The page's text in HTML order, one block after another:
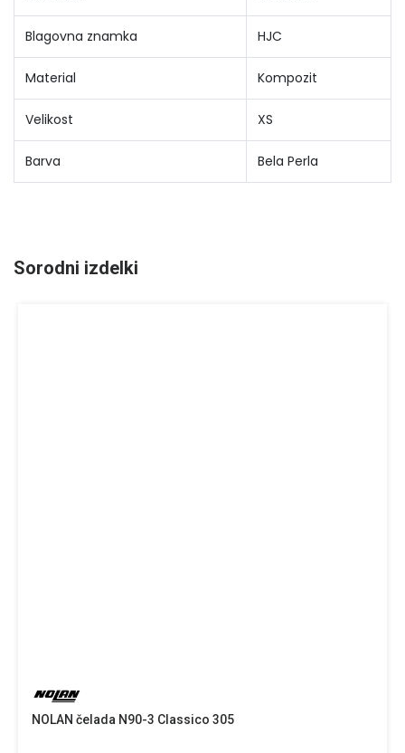
Blagovna znamka HJC
Material Kompozit
Velikost XS
Barva Bela Perla
Sorodni izdelki
NOLAN čelada N90-3 Classico 305